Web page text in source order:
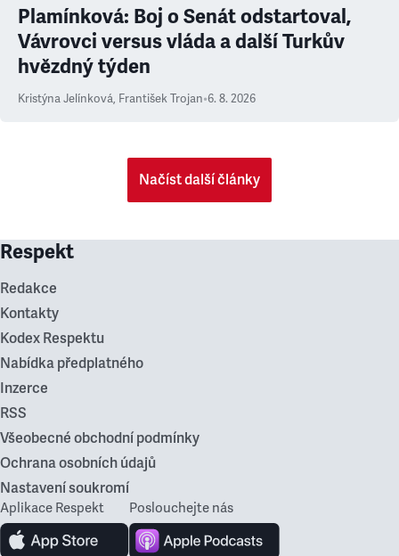
Plamínková: Boj o Senát odstartoval,
Vávrovci versus vláda a další Turkův
hvězdný týden
Kristýna Jelínková, František Trojan•6. 8. 2026
Načíst další články
Respekt
Redakce
Kontakty
Kodex Respektu
Nabídka předplatného
Inzerce
RSS
Všeobecné obchodní podmínky
Ochrana osobních údajů
Nastavení soukromí
Aplikace Respekt Poslouchejte nás